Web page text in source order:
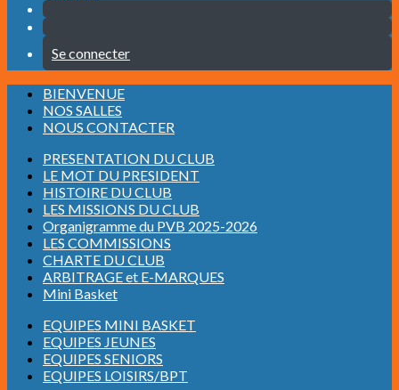
Se connecter
BIENVENUE
NOS SALLES
NOUS CONTACTER
PRESENTATION DU CLUB
LE MOT DU PRESIDENT
HISTOIRE DU CLUB
LES MISSIONS DU CLUB
Organigramme du PVB 2025-2026
LES COMMISSIONS
CHARTE DU CLUB
ARBITRAGE et E-MARQUES
Mini Basket
EQUIPES MINI BASKET
EQUIPES JEUNES
EQUIPES SENIORS
EQUIPES LOISIRS/BPT